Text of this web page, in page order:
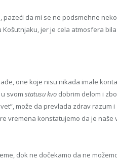
da mi se ne podsmehne
jer je cela atmosfera bila
one koje nisu nikada imale
svom statusu kvo dobrim delom i
može da prevlada zdrav razum
vremena konstatujemo da je
dok ne dočekamo da ne